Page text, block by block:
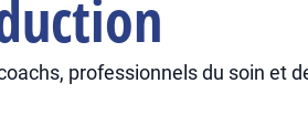
professionnels du soin et